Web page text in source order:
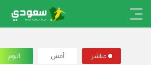
مباشر أمس اليوم